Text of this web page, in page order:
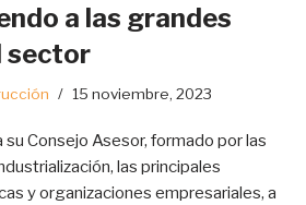
a las grandes
sector
15 noviembre, 2023
su Consejo Asesor, formado por las
las principales
y organizaciones empresariales, a